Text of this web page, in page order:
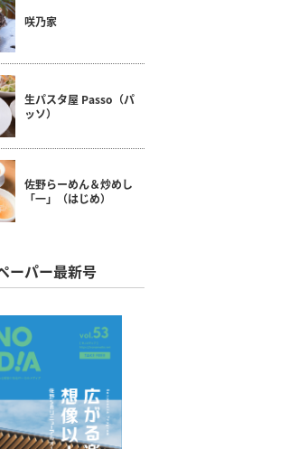
咲乃家
生パスタ屋 Passo（パ
ッソ）
佐野らーめん＆炒めし
「一」（はじめ）
ーパー最新号